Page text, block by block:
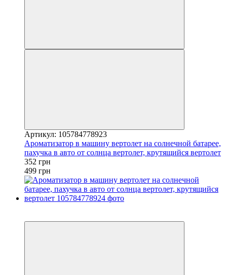
Артикул: 105784778923
Ароматизатор в машину вертолет на солнечной батарее,
пахучка в авто от солнца вертолет, крутящийся вертолет
352 грн
499 грн